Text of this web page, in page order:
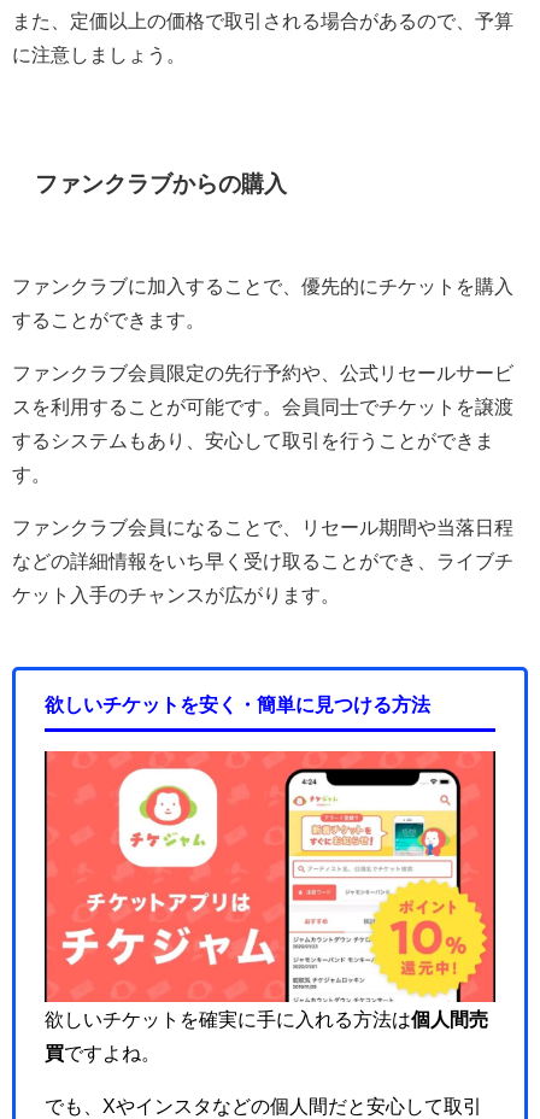
また、定価以上の価格で取引される場合があるので、予算
に注意しましょう。
ファンクラブからの購入
ファンクラブに加入することで、優先的にチケットを購入
することができます。
ファンクラブ会員限定の先行予約や、公式リセールサービ
スを利用することが可能です。会員同士でチケットを譲渡
するシステムもあり、安心して取引を行うことができま
す。
ファンクラブ会員になることで、リセール期間や当落日程
などの詳細情報をいち早く受け取ることができ、ライブチ
ケット入手のチャンスが広がります。
欲しいチケットを安く・簡単に見つける方法
欲しいチケットを確実に手に入れる方法は個人間売
買ですよね。
でも、Xやインスタなどの個人間だと安心して取引